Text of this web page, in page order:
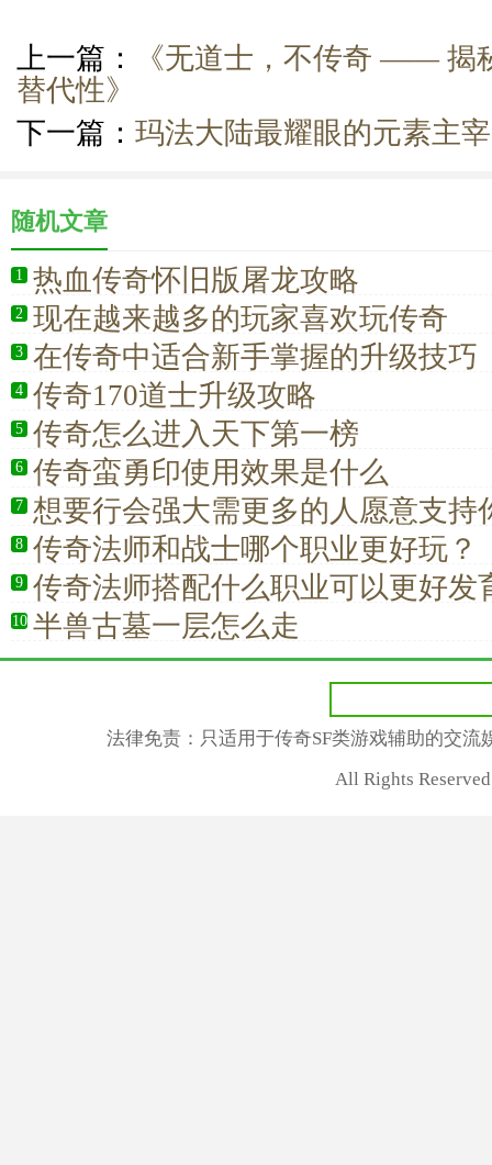
上一篇：
《无道士，不传奇 —— 揭
替代性》
下一篇： 玛法大陆最耀眼的元素主宰
随机文章
1 热血传奇怀旧版屠龙攻略
2 现在越来越多的玩家喜欢玩传奇
3 在传奇中适合新手掌握的升级技巧
4 传奇170道士升级攻略
5 传奇怎么进入天下第一榜
6 传奇蛮勇印使用效果是什么
7 想要行会强大需更多的人愿意支持
8 传奇法师和战士哪个职业更好玩？
9 传奇法师搭配什么职业可以更好发
10 半兽古墓一层怎么走
法律免责：只适用于传奇SF类游戏辅助的交
All Rights